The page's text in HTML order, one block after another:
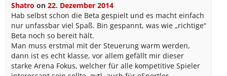
Shatro on 22. Dezember 2014
Hab selbst schon die Beta gespielt und es macht einfach
nur unfassbar viel Spaß. Bin gespannt, was wie „richtige“
Beta noch so bereit hält.
Man muss erstmal mit der Steuerung warm werden,
dann ist es echt klasse, vor allem gefällt mir dieser
starke Arena Fokus, welcher für alle kompetitive Spieler